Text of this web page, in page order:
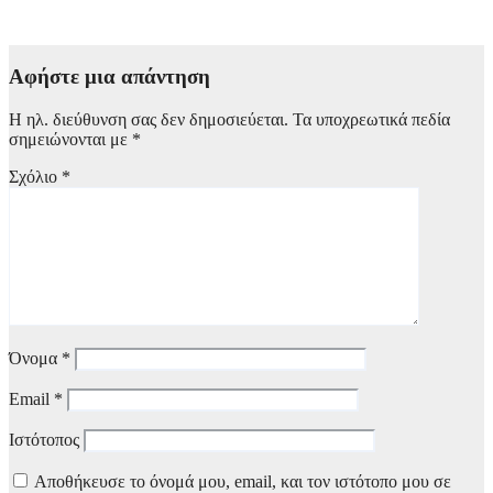
Αφήστε μια απάντηση
Η ηλ. διεύθυνση σας δεν δημοσιεύεται. Τα υποχρεωτικά πεδία
σημειώνονται με *
Σχόλιο *
Όνομα *
Email *
Ιστότοπος
Αποθήκευσε το όνομά μου, email, και τον ιστότοπο μου σε